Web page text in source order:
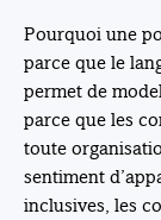
Pourquoi une
parce que le
permet de
parce que les
toute
sentiment
inclusives, les